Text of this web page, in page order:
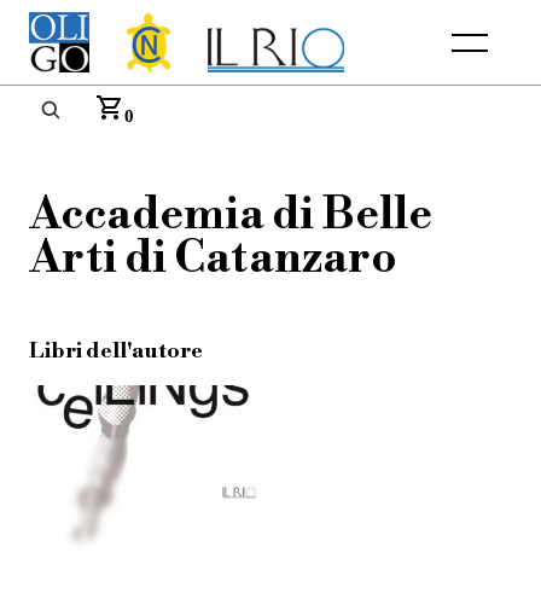
Menu
0
Accademia di Belle
Arti di Catanzaro
Libri dell'autore